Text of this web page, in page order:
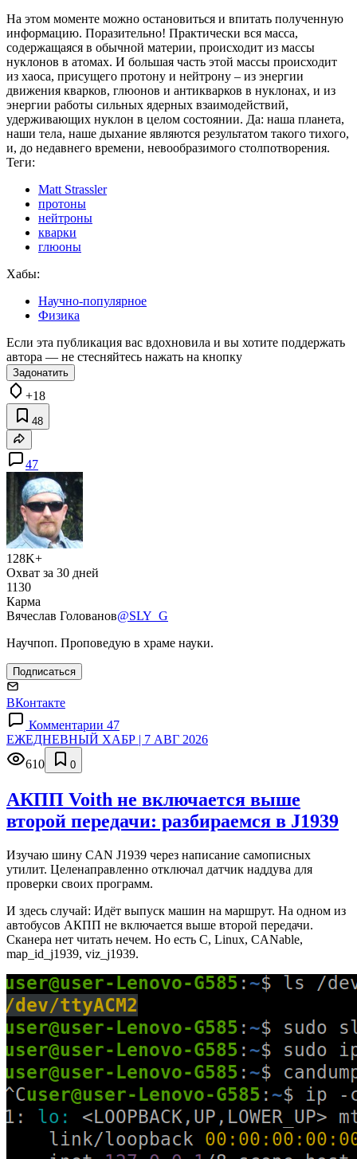
На этом моменте можно остановиться и впитать полученную
информацию. Поразительно! Практически вся масса,
содержащаяся в обычной материи, происходит из массы
нуклонов в атомах. И большая часть этой массы происходит
из хаоса, присущего протону и нейтрону – из энергии
движения кварков, глюонов и антикварков в нуклонах, и из
энергии работы сильных ядерных взаимодействий,
удерживающих нуклон в целом состоянии. Да: наша планета,
наши тела, наше дыхание являются результатом такого тихого,
и, до недавнего времени, невообразимого столпотворения.
Теги:
Matt Strassler
протоны
нейтроны
кварки
глюоны
Хабы:
Научно-популярное
Физика
Если эта публикация вас вдохновила и вы хотите поддержать
автора — не стесняйтесь нажать на кнопку
Задонатить
+18
48
47
128K+
Охват за 30 дней
1130
Карма
Вячеслав Голованов@SLY_G
Научпоп. Проповедую в храме науки.
Подписаться
ВКонтакте
Комментарии 47
ЕЖЕДНЕВНЫЙ ХАБР | 7 АВГ 2026
610
0
АКПП Voith не включается выше
второй передачи: разбираемся в J1939
Изучаю шину CAN J1939 через написание самописных
утилит. Целенаправленно отключал датчик наддува для
проверки своих программ.
И здесь случай: Идёт выпуск машин на маршрут. На одном из
автобусов АКПП не включается выше второй передачи.
Сканера нет читать нечем. Но есть C, Linux, CANable,
map_id_j1939, viz_j1939.